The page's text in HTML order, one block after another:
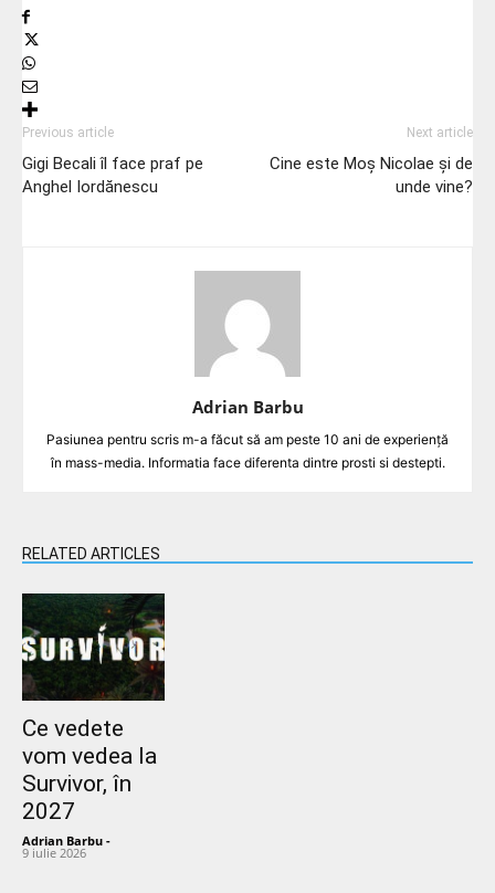
Previous article
Gigi Becali îl face praf pe
Anghel Iordănescu
Next article
Cine este Moș Nicolae și de
unde vine?
Adrian Barbu
Pasiunea pentru scris m-a făcut să am peste 10 ani de experiență
în mass-media. Informatia face diferenta dintre prosti si destepti.
RELATED ARTICLES
Ce vedete
vom vedea la
Survivor, în
2027
Adrian Barbu -
9 iulie 2026